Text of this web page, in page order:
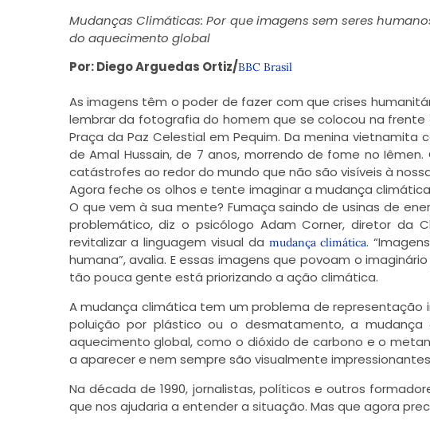
Mudanças Climáticas: Por que imagens sem seres
do aquecimento global
Por: Diego Arguedas Ortiz/BBC Brasil
As imagens têm o poder de fazer com que crises
lembrar da fotografia do homem que se colocou na
Praça da Paz Celestial em Pequim. Da menina vietnamita
de Amal Hussain, de 7 anos, morrendo de fome no
catástrofes ao redor do mundo que não são visíveis à
Agora feche os olhos e tente imaginar a mudança
O que vem à sua mente? Fumaça saindo de usinas de
problemático, diz o psicólogo Adam Corner, diretor da
revitalizar a linguagem visual da mudança climática.
humana”, avalia. E essas imagens que povoam o
tão pouca gente está priorizando a ação climática.
A mudança climática tem um problema de representação
poluição por plástico ou o desmatamento, a
aquecimento global, como o dióxido de carbono e o
a aparecer e nem sempre são visualmente
Na década de 1990, jornalistas, políticos e outros
que nos ajudaria a entender a situação. Mas que agora